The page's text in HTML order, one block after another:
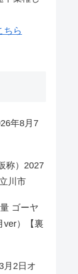
ちら
年8月7
称）2027
川市
ゴーヤ
ver）【裏
月2日オ